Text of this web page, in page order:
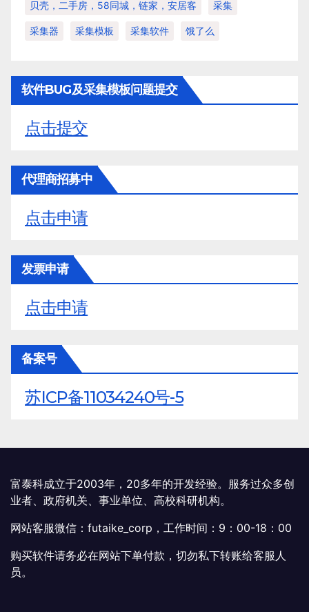
贝壳，二手房，58同城，链家，安居客 采集
采集器 采集模板 采集软件 饿了么
软件BUG及采集模板问题提交
点击提交
代理商招募中
点击申请
发票申请
点击申请
备案号
苏ICP备11034240号-5
富泰科成立于2003年，20多年的开发经验。服务过众多创
业者、政府机关、事业单位、高校科研机构。
网站客服微信：futaike_corp，工作时间：9：00-18：00
购买软件请务必在网站下单付款，切勿私下转账给客服人
员。